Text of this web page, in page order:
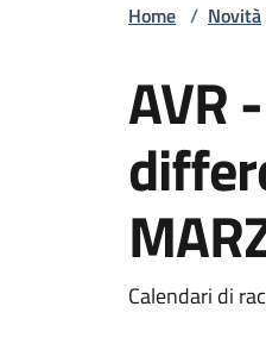
Home / Novità
AVR
Calendari di